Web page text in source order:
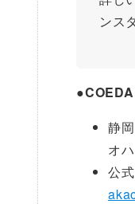
ンス
静
オ
公